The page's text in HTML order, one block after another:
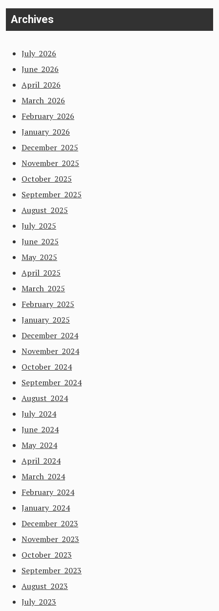
Archives
July 2026
June 2026
April 2026
March 2026
February 2026
January 2026
December 2025
November 2025
October 2025
September 2025
August 2025
July 2025
June 2025
May 2025
April 2025
March 2025
February 2025
January 2025
December 2024
November 2024
October 2024
September 2024
August 2024
July 2024
June 2024
May 2024
April 2024
March 2024
February 2024
January 2024
December 2023
November 2023
October 2023
September 2023
August 2023
July 2023